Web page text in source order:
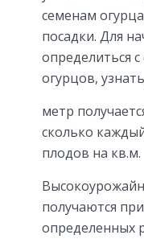
семенам
посадки. Для
определиться
огурцов,
метр
сколько
плодов на кв.м.
получаются
определенных